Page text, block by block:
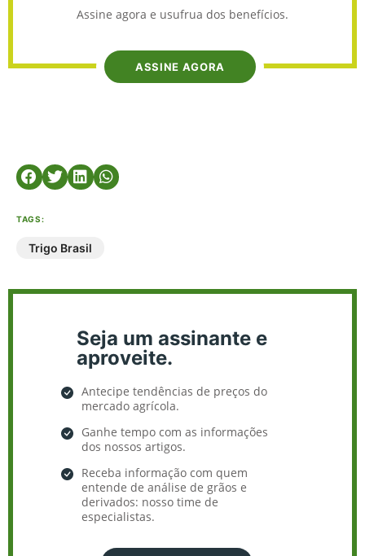
Assine agora e usufrua dos benefícios.
ASSINE AGORA
TAGS:
Trigo Brasil
Seja um assinante e
aproveite.
Antecipe tendências de preços do
mercado agrícola.
Ganhe tempo com as informações
dos nossos artigos.
Receba informação com quem
entende de análise de grãos e
derivados: nosso time de
especialistas.